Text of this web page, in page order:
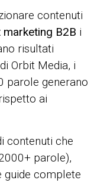
contenuti
marketing B2B i
risultati
Orbit Media, i
parole generano
ai
contenuti che
parole),
guide complete